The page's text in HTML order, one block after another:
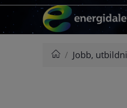
Hoppa till innehåll
/ Jobb,